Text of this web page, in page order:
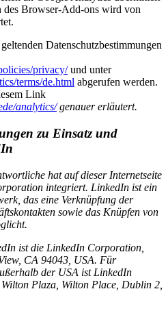
Browser-Add-ons wird von
Datenschutzbestimmungen
privacy/und unter
terms/de.html abgerufen werden.
Link
de/analytics/genauer erläutert.
zu Einsatz und
hat auf dieser Internetseite
integriert. LinkedIn ist ein
das eine Verknüpfung der
sowie das Knüpfen von
ist die LinkedIn Corporation,
CA 94043, USA. Für
der USA ist LinkedIn
Plaza, Wilton Place, Dublin 2,